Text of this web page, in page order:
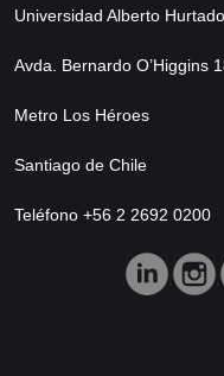
Universidad Alberto Hurtado
Avda. Bernardo O’Higgins
Metro Los Héroes
Santiago de Chile
Teléfono +56 2 2692 0200